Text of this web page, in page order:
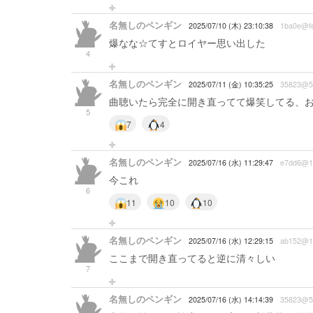
4
名無しのペンギン 2025/07/10 (木) 23:10:38
爆なな☆てすとロイヤー思い出した
5
名無しのペンギン 2025/07/11 (金) 10:35:25
曲聴いたら完全に開き直ってて爆笑してる、
7 4
6
名無しのペンギン 2025/07/16 (水) 11:29:47
今これ
11 10 10
7
名無しのペンギン 2025/07/16 (水) 12:29:15
ここまで開き直ってると逆に清々しい
名無しのペンギン 2025/07/16 (水) 14:14:39